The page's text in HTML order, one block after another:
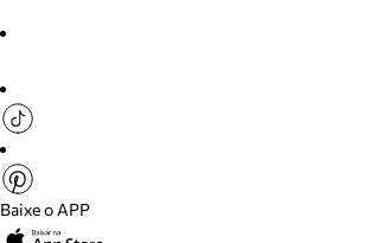
Baixe o APP